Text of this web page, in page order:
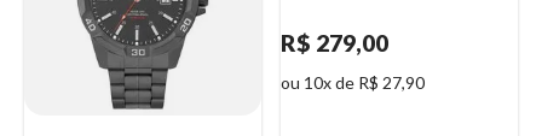
R$ 279,00
ou 10x de R$ 27,90